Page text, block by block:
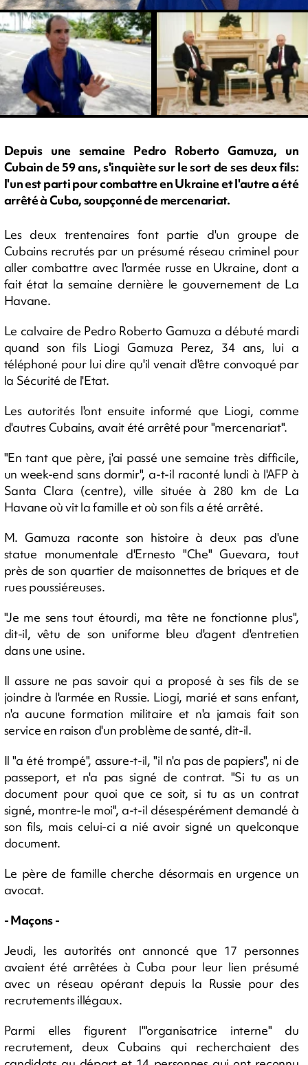
Depuis une semaine Pedro Roberto Gamuza, un
Cubain de 59 ans, s'inquiète sur le sort de ses deux fils:
l'un est parti pour combattre en Ukraine et l'autre a été
arrêté à Cuba, soupçonné de mercenariat.
Les deux trentenaires font partie d'un groupe de
Cubains recrutés par un présumé réseau criminel pour
aller combattre avec l'armée russe en Ukraine, dont a
fait état la semaine dernière le gouvernement de La
Havane.
Le calvaire de Pedro Roberto Gamuza a débuté mardi
quand son fils Liogi Gamuza Perez, 34 ans, lui a
téléphoné pour lui dire qu'il venait d'être convoqué par
la Sécurité de l'Etat.
Les autorités l'ont ensuite informé que Liogi, comme
d'autres Cubains, avait été arrêté pour "mercenariat".
"En tant que père, j'ai passé une semaine très difficile,
un week-end sans dormir", a-t-il raconté lundi à l'AFP à
Santa Clara (centre), ville située à 280 km de La
Havane où vit la famille et où son fils a été arrêté.
M. Gamuza raconte son histoire à deux pas d'une
statue monumentale d'Ernesto "Che" Guevara, tout
près de son quartier de maisonnettes de briques et de
rues poussiéreuses.
"Je me sens tout étourdi, ma tête ne fonctionne plus",
dit-il, vêtu de son uniforme bleu d'agent d'entretien
dans une usine.
Il assure ne pas savoir qui a proposé à ses fils de se
joindre à l'armée en Russie. Liogi, marié et sans enfant,
n'a aucune formation militaire et n'a jamais fait son
service en raison d'un problème de santé, dit-il.
Il "a été trompé", assure-t-il, "il n'a pas de papiers", ni de
passeport, et n'a pas signé de contrat. "Si tu as un
document pour quoi que ce soit, si tu as un contrat
signé, montre-le moi", a-t-il désespérément demandé à
son fils, mais celui-ci a nié avoir signé un quelconque
document.
Le père de famille cherche désormais en urgence un
avocat.
- Maçons -
Jeudi, les autorités ont annoncé que 17 personnes
avaient été arrêtées à Cuba pour leur lien présumé
avec un réseau opérant depuis la Russie pour des
recrutements illégaux.
Parmi elles figurent l'"organisatrice interne" du
recrutement, deux Cubains qui recherchaient des